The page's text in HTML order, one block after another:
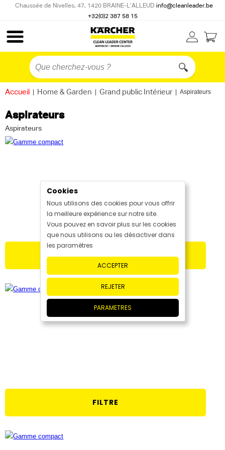
Chaussée de Nivelles, 47, 1420 BRAINE-L’ALLEUD info@cleanleader.be
+32(0)2 387 58 15
Accueil Home & Garden |Grand public Intérieur|Aspirateurs
Aspirateurs
Aspirateurs
UTILISATIONS SPÉCIALES
FILTRE
Cookies
Nous utilisons des cookies pour vous offrir
la meilleure expérience sur notre site.
Vous pouvez en savoir plus sur les cookies
que nous utilisons ou les désactiver dans
les paramètres
ACCEPTER
REJETER
PARAMETRES